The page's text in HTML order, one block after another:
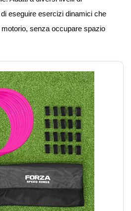
eseguire esercizi dinamici che
senza occupare spazio